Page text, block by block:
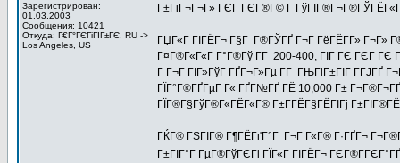
Зарегистрирован:
01.03.2003
Сообщения: 10421
Откуда: Г€Г°ГЄГіГІГ±ГЄ, RU ->
Los Angeles, US
Г±ГіГ¬Г¬Г» ГЄГ ГЄГ®Г© Г
ГЏГ«Г ГІГЁГ¬ Г§Г Г®ГЎГҐ Г¬Г ГёГЁГ­Г» Г¬Г»
Г¤Г®Г«Г«Г Г°Г®Гў Г­Г 200-400, ГІГ ГЄ ГЄГ ГЄ
Г Г¬Г ГІГ»ГўГ ГҐГ¬Г»Гµ Г­Г ГЊГіГ±ГІГ Г­ГЈГҐ
ГЇГ°Г®ГҐГµГ Г« ГҐГ№ГҐ ГЁ 10,000 Г±
ГЇГ®Г§ГўГ®Г«ГЁГ«Г® Г±Г­ГЁГ§ГЁГІГј
ГЌГ® ГЅГІГ® Г¶ГЁГґГ°Г Г¬Г Г«Г® Г·ГҐГ¬
Г±ГІГ°Г ГµГ®ГўГЄГі ГЇГ«Г ГІГЁГ¬